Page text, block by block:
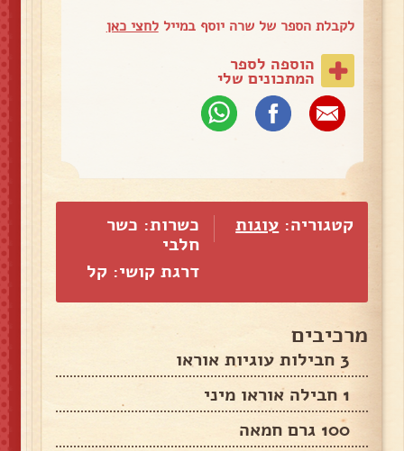
לקבלת הספר של שרה יוסף במייללחצי כאן
הוספה לספר
המתכונים שלי
קטגוריה: עוגות
כשרות: כשר
חלבי
דרגת קושי: קל
מרכיבים
3 חבילות עוגיות אוראו
1 חבילה אוראו מיני
100 גרם חמאה